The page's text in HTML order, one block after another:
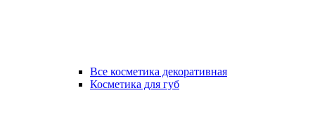
Все косметика декоративная
Косметика для губ